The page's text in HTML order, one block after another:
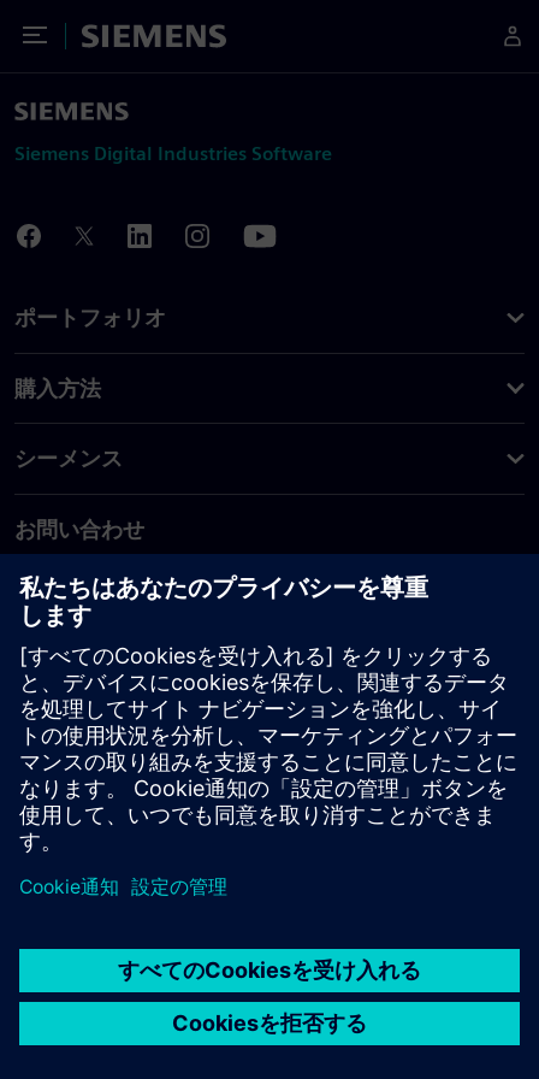
Toggle Menu
Siemens
Siemens Digital Industries Software
ポートフォリオ
購入方法
シーメンス
お問い合わせ
PLM製品のお問い合わせ
EDA製品のお問い合わせ
世界各地の事業拠点
サポート・センター
ご意見・ご要望
違法コピーの連絡先
© Siemens2026
タル・ミレニアム著作権法 (DMCA)
内部通報